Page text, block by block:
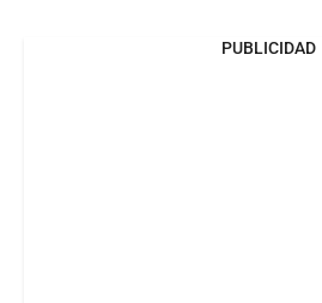
PUBLICIDAD